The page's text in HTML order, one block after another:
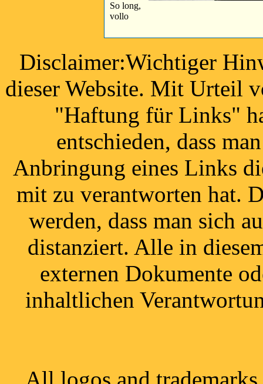
So long,
vollo
Disclaimer:Wichtiger
dieser Website. Mit Urteil
"Haftung für Links"
entschieden, dass
Anbringung eines Links
mit zu verantworten hat.
werden, dass man sich
distanziert. Alle in
externen Dokumente
inhaltlichen